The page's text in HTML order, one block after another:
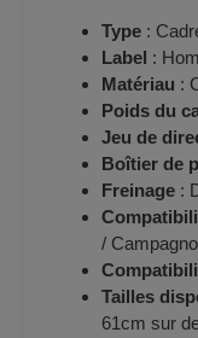
Type :
Label :
Matériau :
Poids du
Jeu de
Boîtier de
Freinage :
/
Tailles
61cm sur